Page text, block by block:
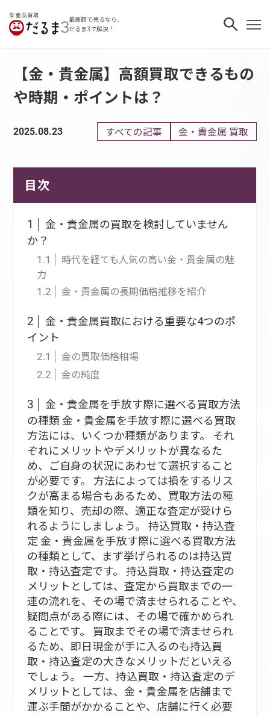
最高額で売るなら、
だるま3で解決！
【金・貴金属】高額買取できるもの
や時期・ポイントは？
2025.08.23 すべての記事 金・貴金属 買取
目次
1
金・貴金属の買取を検討していません
か？
1.1
時代を経ても人気の高い金・貴金属の魅
力
1.2 金・貴金属の長期価格推移を紹介
2
金・貴金属買取における重要な4つのポ
イント
2.1 金の買取価格相場
2.2 金の純度
3
金・貴金属を手放す際に選べる買取方法
の種類 金・貴金属を手放す際に選べる買取
方法には、いくつか種類があります。 それ
ぞれにメリットやデメリットが異なるた
め、ご自身の状況にあわせて選択すること
が必要です。 方法によっては損をするリス
クが高まる場合もあるため、買取方法の種
類を知り、売却の際、適正な査定が受けら
れるようにしましょう。 持込買取・持込査
定 金・貴金属を手放す際に選べる買取方法
の種類として、まず挙げられるのは持込買
取・持込査定です。 持込買取・持込査定の
メリットとしては、査定から買取までの一
連の流れを、その場で済ませられることや、
疑問点がある際には、その場で確かめられ
ることです。 買取までその場で済ませられ
るため、即日現金が手に入るのも持込買
取・持込査定の大きなメリットだといえる
でしょう。 一方、持込買取・持込査定のデ
メリットとしては、金・貴金属を店舗まで
運ぶ手間がかかることや、店舗に行く必要